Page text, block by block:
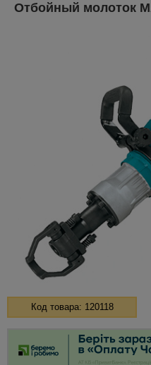
Отбойный молоток
Код товара: 120118